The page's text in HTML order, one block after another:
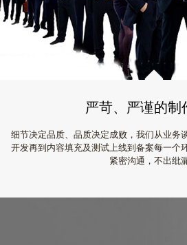
严苛、严谨的制
细节决定品质、品质决定成败，我们从业务
开发再到内容填充及测试上线到备案每一个
紧密沟通，不出纰漏